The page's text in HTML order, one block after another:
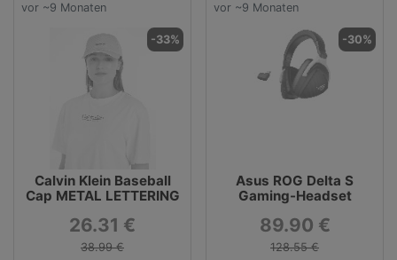
vor ~9 Monaten
-33%
Calvin Klein Baseball
Cap METAL LETTERING
26.31 €
38.99 €
vor ~9 Monaten
-30%
Asus ROG Delta S
Gaming-Headset
89.90 €
128.55 €